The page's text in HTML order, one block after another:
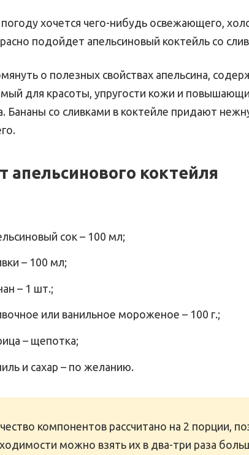
хочется чего-нибудь освежающего,
подойдет апельсиновый коктейль со
о полезных свойствах апельсина,
для красоты, упругости кожи и
Бананы со сливками в коктейле придают
апельсинового коктейля
сок – 100 мл;
– 100 мл;
– 1 шт.;
или ванильное мороженое – 100 г.;
– щепотка;
и сахар – по желанию.
компонентов рассчитано на 2 порции,
можно взять их в два-три раза